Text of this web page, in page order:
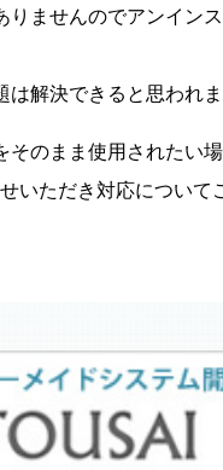
りませんのでアンイン
は解決できると思われま
そのまま使用されたい場
いただき対応について